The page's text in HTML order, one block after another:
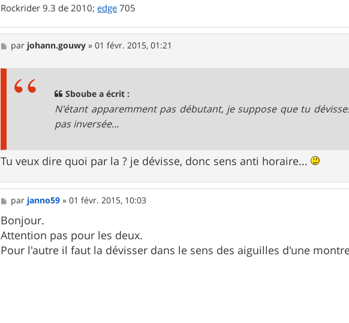
Rockrider 9.3 de 2010;edge 705
M
e
par johann.gouwy »01 févr. 2015, 01:21
Sboube a écrit :
N'étant apparemment pas débutant, je suppose que tu
pas inversée...
Tu veux dire quoi par la ? je dévisse, donc sens anti horaire...
M
e
s
s
a
g
e
par janno59 »01 févr. 2015, 10:03
Bonjour.
Attention pas pour les deux.
Pour l'autre il faut la dévisser dans le sens des aiguilles d'une